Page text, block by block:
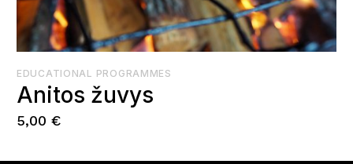
EDUCATIONAL PROGRAMMES
Anitos žuvys
5,00 €